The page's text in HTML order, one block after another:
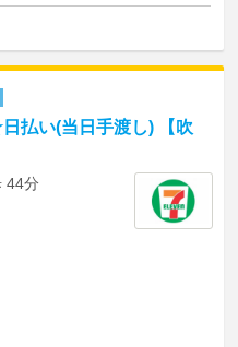
払い(当日手渡し) 【吹
44分